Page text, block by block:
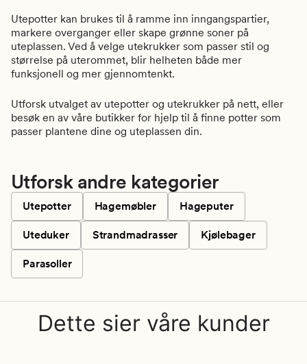
Utepotter kan brukes til å ramme inn inngangspartier,
markere overganger eller skape grønne soner på
uteplassen. Ved å velge utekrukker som passer stil og
størrelse på uterommet, blir helheten både mer
funksjonell og mer gjennomtenkt.
Utforsk utvalget av utepotter og utekrukker på nett, eller
besøk en av våre butikker for hjelp til å finne potter som
passer plantene dine og uteplassen din.
Utforsk andre kategorier
Utepotter Hagemøbler Hageputer
Uteduker Strandmadrasser Kjølebager
Parasoller
Dette sier våre kunder